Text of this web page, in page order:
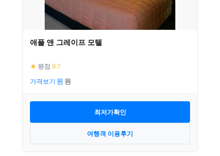
애플 앤 그레이프 모텔
★ 평점 8.7
가격보기
최저가확인
여행객 이용후기